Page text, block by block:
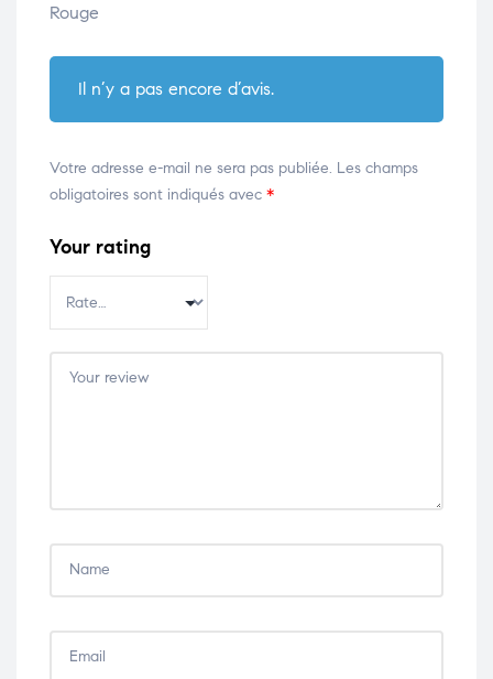
Rouge
Il n’y a pas encore d’avis.
Votre adresse e-mail ne sera pas publiée. Les champs
obligatoires sont indiqués avec *
Your rating